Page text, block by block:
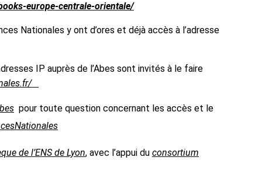
europe-centrale-orientale/
Nationales y ont d’ores et déjà accès à l’adresse
IP auprès de l’Abes sont invités à le faire
pour toute question concernant les accès et le
de l’ENS de Lyon, avec l’appui du consortium